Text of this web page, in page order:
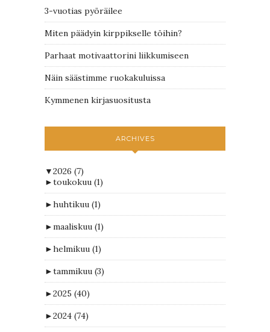
3-vuotias pyöräilee
Miten päädyin kirppikselle töihin?
Parhaat motivaattorini liikkumiseen
Näin säästimme ruokakuluissa
Kymmenen kirjasuositusta
ARCHIVES
▼2026 (7)
►toukokuu (1)
►huhtikuu (1)
►maaliskuu (1)
►helmikuu (1)
►tammikuu (3)
►2025 (40)
►2024 (74)